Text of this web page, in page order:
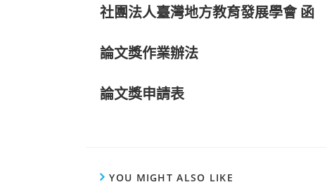
社團法人臺灣地方教育發展學會 函
論文獎作業辦法
論文獎申請表
YOU MIGHT ALSO LIKE